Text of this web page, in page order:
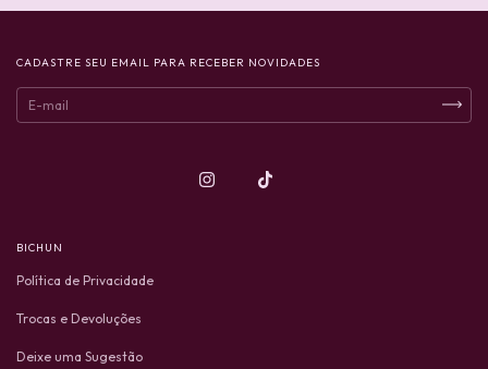
CADASTRE SEU EMAIL PARA RECEBER NOVIDADES
BICHUN
Política de Privacidade
Trocas e Devoluções
Deixe uma Sugestão